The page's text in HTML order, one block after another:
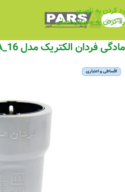
رد کردن به ناوبری
رد کردن به محتوای اصلی
منو
مادگی فردان الکتریک مدل FA_16 (نسیم)
اقساطی و اعتباری